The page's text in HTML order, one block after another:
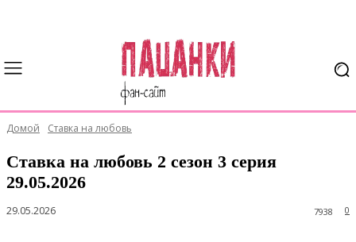
Домой Ставка на любовь
Ставка на любовь 2 сезон 3 серия
29.05.2026
29.05.2026 0
7938